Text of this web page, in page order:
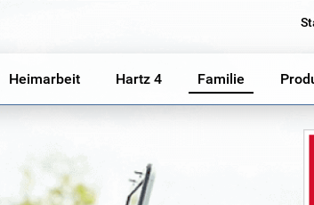
Heimarbeit Hartz 4 Familie